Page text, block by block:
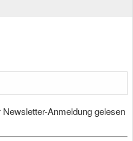
Anmeldung gelesen